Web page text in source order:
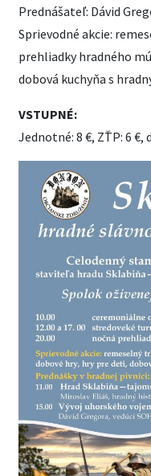
Prednášateľ: Dávid
Sprievodné akcie:
prehliadky hradného
dobová kuchyňa s
VSTUPNÉ:
Jednotné: 8 €, ZŤP: 6 €,